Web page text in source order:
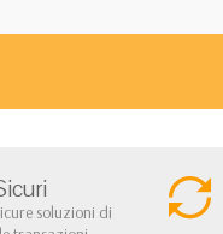
soluzioni di